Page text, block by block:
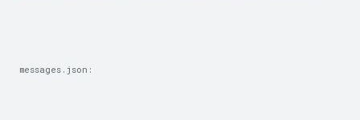
messages.json: